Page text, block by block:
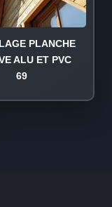
PLANCHE
ALU ET PVC
69